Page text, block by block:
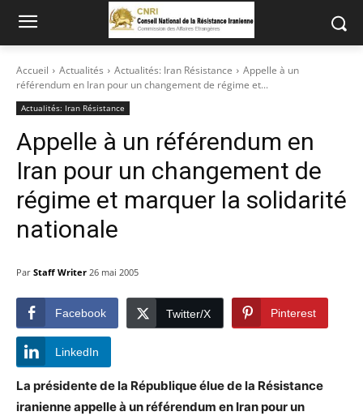
Accueil Actualités Actualités: Iran Résistance
Appelle à un
référendum en Iran pour un changement de régime et...
Actualités: Iran Résistance
Appelle à un référendum en
Iran pour un changement de
régime et marquer la solidarité
nationale
Par Staff Writer 26 mai 2005
Facebook Twitter/X Pinterest
LinkedIn
La présidente de la République élue de la Résistance
iranienne appelle à un référendum en Iran pour un